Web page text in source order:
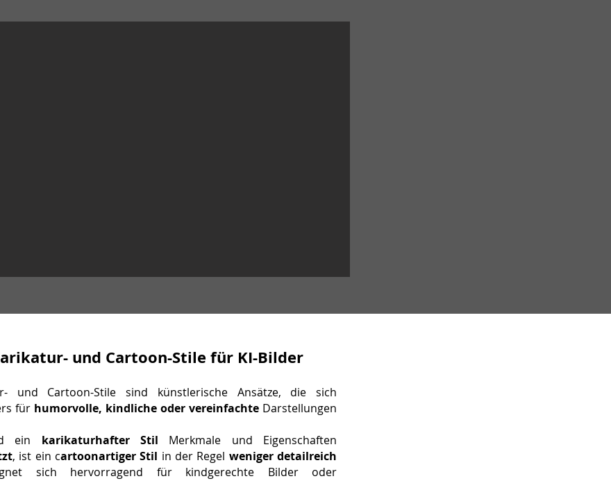
und Cartoon-Stile für KI-Bilder
und Cartoon-Stile sind künstlerische Ansätze, die sich
für humorvolle, kindliche oder vereinfachte Darstellungen
ein karikaturhafter Stil Merkmale und Eigenschaften
, ist ein cartoonartiger Stil in der Regel weniger detailreich
sich hervorragend für kindgerechte Bilder oder